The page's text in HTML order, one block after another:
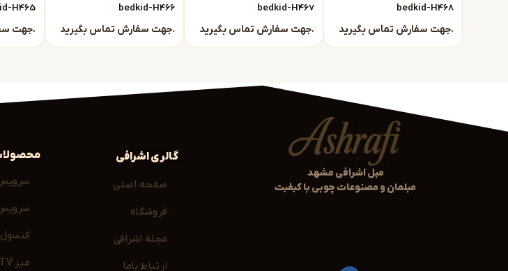
کیفیت ساخت تحت کنترل تیم تولید
ارسال و نصب در مشهد و شهرهای اطراف
ما با تجربه چندین ساله در تولید مبلمان کودک و نوجوان، بهترین گزینه را متناسب با سن، سلیقه و بودجه شما
تنوع مدل‌های سرویس خواب کودک
در این دسته‌بندی می‌توانید انواع مدل‌های سرویس خواب کودک را مشاهده کنید:
تخت خواب تک‌نفره کودک با طراحی مدرن و رنگ‌های شاد
ست کامل شامل تخت، کمد لباس، دراور و میز تحریر
امکان سفارش محصولات به صورت سرویس کامل یا انتخاب تکی هر قطعه
تمام مدل‌ها با استانداردهای ایمنی و ارگونومی طراحی شده‌اند تا علاوه بر زیبایی، آرامش و نظم را در اتاق کودک
bedkid-H468
جهت سفارش تماس بگیرید.
bedkid-H467
جهت سفارش تماس بگیرید.
bedkid-H466
جهت سفارش تماس بگیرید.
H465
جهت سفارش تماس بگیرید.
مبل اشرافی مشهد
مبلمان و مصنوعات چوبی با کیفیت
گالری اشرافی
صفحه اصلی
فروشگاه
مجله اشرافی
ارتباط باما
کنسول
میز TV